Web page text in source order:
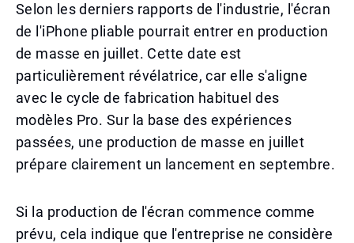
Selon les derniers rapports de l'industrie, l'écran
de l'iPhone pliable pourrait entrer en production
de masse en juillet. Cette date est
particulièrement révélatrice, car elle s'aligne
avec le cycle de fabrication habituel des
modèles Pro. Sur la base des expériences
passées, une production de masse en juillet
prépare clairement un lancement en septembre.
Si la production de l'écran commence comme
prévu, cela indique que l'entreprise ne considère